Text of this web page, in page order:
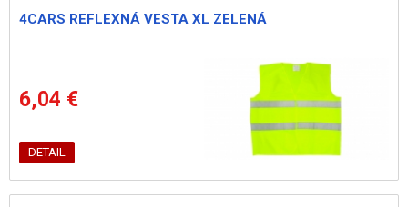
4CARS REFLEXNÁ VESTA XL ZELENÁ
6,04 €
DETAIL